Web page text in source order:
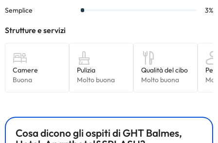
consultare le relative tariffe direttamente presso la struttura.
modifiche da parte della struttura. Se hai dubbi, contattaci.
Cosa dicono gli ospiti di GHT Balmes,